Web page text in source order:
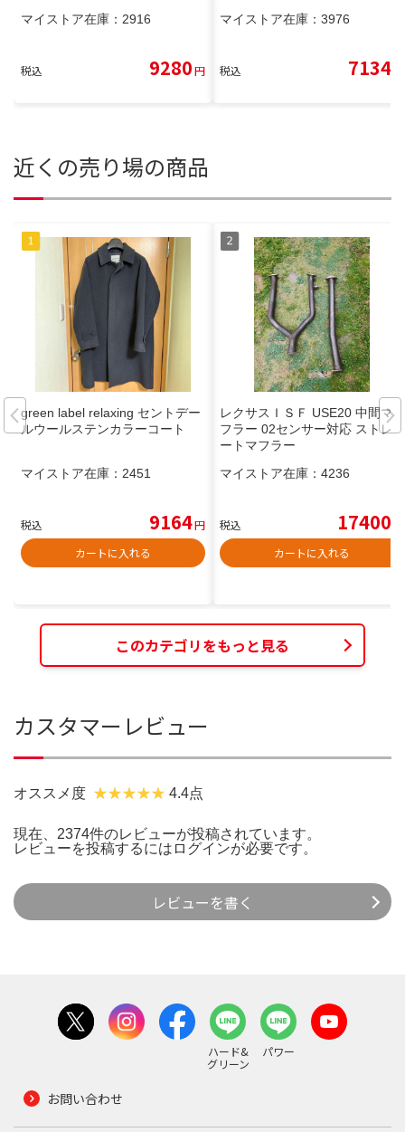
マイストア在庫： 2916
税込 9280円
マイストア在庫： 3976
税込 7134
近くの売り場の商品
green label relaxing セントデー
ルウールステンカラーコート
マイストア在庫： 2451
税込 9164円
カートに入れる
レクサスＩＳＦ USE20 中間マ
フラー 02センサー対応 ストレ
ートマフラー
マイストア在庫： 4236
税込 17400
カートに入れる
このカテゴリをもっと見る
カスタマーレビュー
オススメ度 4.4点
現在、2374件のレビューが投稿されています。
レビューを投稿するには ログインが必要です。
レビューを書く
ハード&
グリーン
パワー
お問い合わせ